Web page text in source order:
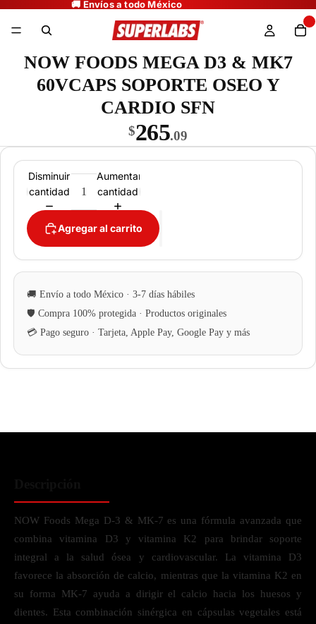
NOW FOODS MEGA D3 & MK7
60VCAPS SOPORTE OSEO Y
CARDIO SFN
$265.09
Disminuir
cantidad
Aumentar
cantidad
Agregar al carrito
NOW Foods Mega D-3 & MK-7 es una fórmula avanzada que
combina vitamina D3 y vitamina K2 para brindar soporte
integral a la salud ósea y cardiovascular. La vitamina D3
favorece la absorción de calcio, mientras que la vitamina K2 en
su forma MK-7 ayuda a dirigir el calcio hacia los huesos y
dientes. Esta combinación sinérgica en cápsulas vegetales está